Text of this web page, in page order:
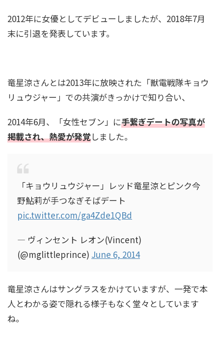
中田花奈が目を二重整形！？変化が別人レベ
2012年に女優としてデビューしましたが、2018年7月
末に引退を発表しています。
竜星涼さんとは2013年に放映された「獣電戦隊キョウ
リュウジャー」での共演がきっかけで知り合い、
2014年6月、「女性セブン」に手繋ぎデートの写真が
掲載され、熱愛が発覚しました。
「キョウリュウジャー」レッド竜星涼とピンク今
野鮎莉が手つなぎそばデート
pic.twitter.com/ga4Zde1QBd
— ヴィンセント レオン(Vincent)
(@mglittleprince) June 6, 2014
竜星涼さんはサングラスをかけていますが、一発で本
人とわかる姿で隠れる様子もなく堂々としています
ね。